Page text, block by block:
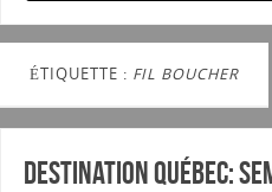
ÉTIQUETTE : FIL BOUCHER
Destination Québec: